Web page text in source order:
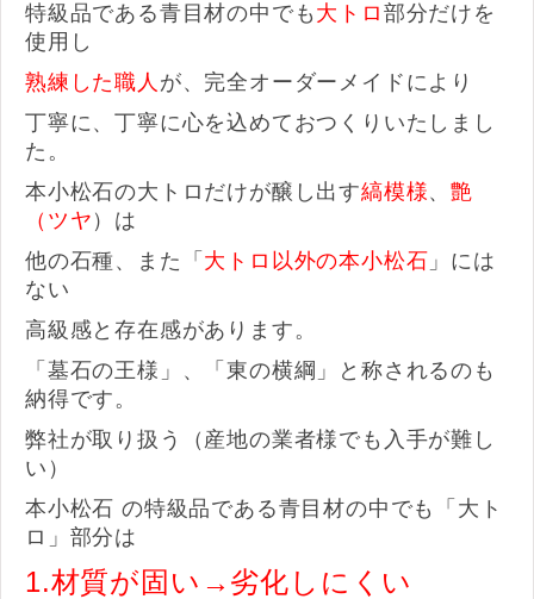
特級品である青目材の中でも 大トロ 部分だけを
使用し
熟練した職人 が、完全オーダーメイドにより
丁寧に、丁寧に心を込めておつくりいたしまし
た。
本小松石の大トロだけが醸し出す縞模様、艶
（ツヤ ）は
他の石種、また「 大トロ以外の本小松石 」には
ない
高級感と存在感があります。
「墓石の王様」、「東の横綱」と称されるのも
納得です。
弊社が取り扱う（産地の業者様でも入手が難し
い）
本小松石 の特級品である青目材の中でも「大ト
ロ」部分は
1.材質が固い→劣化しにくい